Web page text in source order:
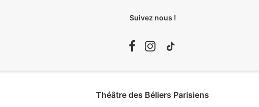
Suivez nous !
Théâtre des Béliers Parisiens